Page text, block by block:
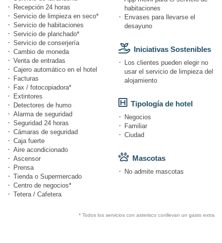
Recepción 24 horas
Servicio de limpieza en seco*
Servicio de habitaciones
Servicio de planchado*
Servicio de conserjería
Cambio de moneda
Venta de entradas
Cajero automático en el hotel
Facturas
Fax / fotocopiadora*
Extintores
Detectores de humo
Alarma de seguridad
Seguridad 24 horas
Cámaras de seguridad
Caja fuerte
Aire acondicionado
Ascensor
Prensa
Tienda o Supermercado
Centro de negocios*
Tetera / Cafetera
habitaciones
Envases para llevarse el
desayuno
Iniciativas Sostenibles
Los clientes pueden elegir no
usar el servicio de limpieza del
alojamiento
Tipología de hotel
Negocios
Familiar
Ciudad
Mascotas
No admite mascotas
* Todos los servicios con asterisco conllevan un gasto extra